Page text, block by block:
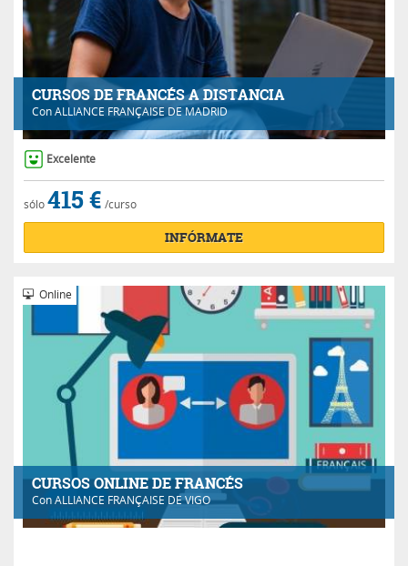
CURSOS DE FRANCÉS A DISTANCIA
ConALLIANCE FRANÇAISE DE MADRID
Excelente
sólo415 € /curso
INFÓRMATE
CURSOS ONLINE DE FRANCÉS
ConALLIANCE FRANÇAISE DE VIGO
Online